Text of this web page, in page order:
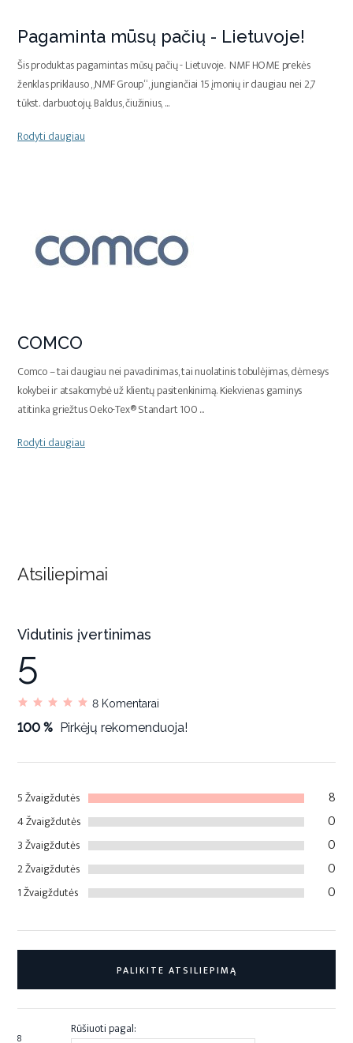
Pagaminta mūsų pačių - Lietuvoje!
Šis produktas pagamintas mūsų pačių - Lietuvoje. NMF HOME prekės
ženklas priklauso „NMF Group“, jungiančiai 15 įmonių ir daugiau nei 2,7
tūkst. darbuotojų. Baldus, čiužinius,...
Rodyti daugiau
COMCO
Comco – tai daugiau nei pavadinimas, tai nuolatinis tobulėjimas, dėmesys
kokybei ir atsakomybė už klientų pasitenkinimą. Kiekvienas gaminys
atitinka griežtus Oeko-Tex® Standart 100...
Rodyti daugiau
Atsiliepimai
5 Žvaigždutės 8
4 Žvaigždutės 0
3 Žvaigždutės 0
2 Žvaigždutės 0
1 Žvaigždutės 0
Vidutinis įvertinimas
5
8 Komentarai
100 % Pirkėjų rekomenduoja!
PALIKITE ATSILIEPIMĄ
8
Rūšiuoti pagal: